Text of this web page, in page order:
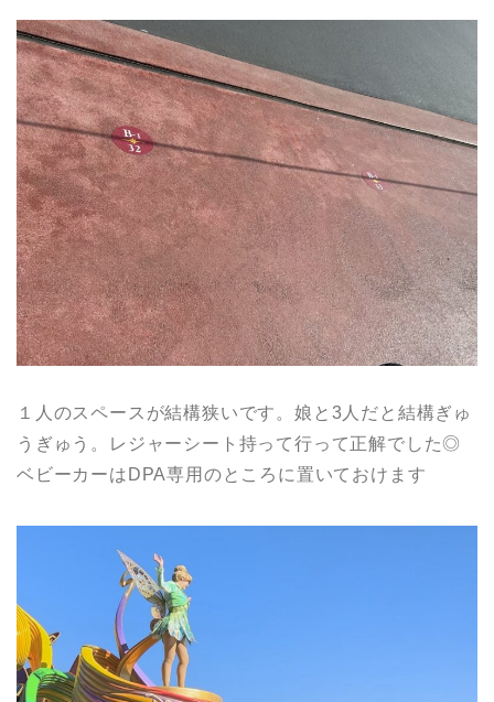
１人のスペースが結構狭いです。娘と3人だと結構ぎゅ
うぎゅう。レジャーシート持って行って正解でした◎
ベビーカーはDPA専用のところに置いておけます